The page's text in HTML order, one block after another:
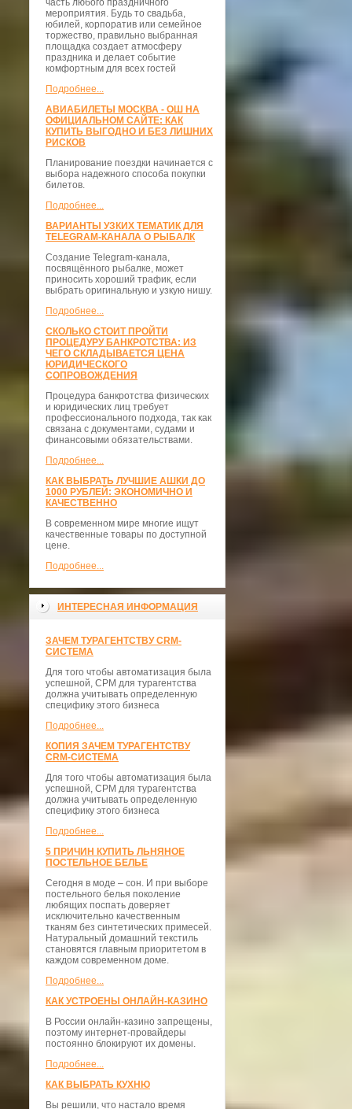
часть любого праздничного
мероприятия. Будь то свадьба,
юбилей, корпоратив или семейное
торжество, правильно выбранная
площадка создает атмосферу
праздника и делает событие
комфортным для всех гостей
Подробнее...
АВИАБИЛЕТЫ МОСКВА - ОШ НА
ОФИЦИАЛЬНОМ САЙТЕ: КАК
КУПИТЬ ВЫГОДНО И БЕЗ ЛИШНИХ
РИСКОВ
Планирование поездки начинается с
выбора надежного способа покупки
билетов.
Подробнее...
ВАРИАНТЫ УЗКИХ ТЕМАТИК ДЛЯ
TELEGRAM-КАНАЛА О РЫБАЛК
Создание Telegram-канала,
посвящённого рыбалке, может
приносить хороший трафик, если
выбрать оригинальную и узкую нишу.
Подробнее...
СКОЛЬКО СТОИТ ПРОЙТИ
ПРОЦЕДУРУ БАНКРОТСТВА: ИЗ
ЧЕГО СКЛАДЫВАЕТСЯ ЦЕНА
ЮРИДИЧЕСКОГО
СОПРОВОЖДЕНИЯ
Процедура банкротства физических
и юридических лиц требует
профессионального подхода, так как
связана с документами, судами и
финансовыми обязательствами.
Подробнее...
КАК ВЫБРАТЬ ЛУЧШИЕ АШКИ ДО
1000 РУБЛЕЙ: ЭКОНОМИЧНО И
КАЧЕСТВЕННО
В современном мире многие ищут
качественные товары по доступной
цене.
Подробнее...
ИНТЕРЕСНАЯ ИНФОРМАЦИЯ
ЗАЧЕМ ТУРАГЕНТСТВУ CRM-
СИСТЕМА
Для того чтобы автоматизация была
успешной, СРМ для турагентства
должна учитывать определенную
специфику этого бизнеса
Подробнее...
КОПИЯ ЗАЧЕМ ТУРАГЕНТСТВУ
CRM-СИСТЕМА
Для того чтобы автоматизация была
успешной, СРМ для турагентства
должна учитывать определенную
специфику этого бизнеса
Подробнее...
5 ПРИЧИН КУПИТЬ ЛЬНЯНОЕ
ПОСТЕЛЬНОЕ БЕЛЬЕ
Сегодня в моде – сон. И при выборе
постельного белья поколение
любящих поспать доверяет
исключительно качественным
тканям без синтетических примесей.
Натуральный домашний текстиль
становятся главным приоритетом в
каждом современном доме.
Подробнее...
КАК УСТРОЕНЫ ОНЛАЙН-КАЗИНО
В России онлайн-казино запрещены,
поэтому интернет-провайдеры
постоянно блокируют их домены.
Подробнее...
КАК ВЫБРАТЬ КУХНЮ
Вы решили, что настало время